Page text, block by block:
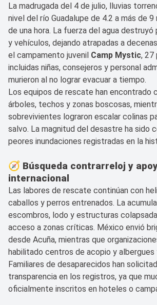
La madrugada del 4 de julio, lluvias
nivel del río Guadalupe de 4.2 a más de
de una hora. La fuerza del agua destruyó
y vehículos, dejando atrapadas a
el campamento juvenil Camp Mystic, 27
incluidas niñas, consejeros y personal
murieron al no lograr evacuar a tiempo.
Los equipos de rescate han encontrado
árboles, techos y zonas boscosas,
sobrevivientes lograron escalar colinas
salvo. La magnitud del desastre ha sido
peores inundaciones registradas en la
🧭 Búsqueda contrarreloj y
internacional
Las labores de rescate continúan con
caballos y perros entrenados. La
escombros, lodo y estructuras
acceso a zonas críticas. México envió
desde Acuña, mientras que
habilitado centros de acopio y albergues
Familiares de desaparecidos han
transparencia en los registros, ya que
oficialmente inscritos en hoteles o